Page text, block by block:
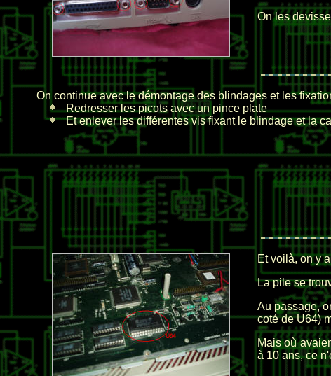
On les
On continue avec le démontage des blindages et les
Redresser les picots avec un pince plate
Et enlever les différentes vis fixant le blindage et la
Et voilà, on y
La pile se
Au passage,
coté de U64)
Mais où
à 10 ans, ce